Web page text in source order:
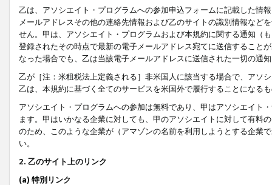
乙は、アソシエイト・プログラムへの参加申込フォームに記載した情
メールアドレスその他の連絡先情報および乙のサイトの識別情報など
せん。甲は、アソシエイト・プログラムおよび本規約に関する通知（
登録されたその時点で最新の電子メールアドレス宛てに送信すること
なった場合でも、乙は当該電子メールアドレスに送信された一切の通
乙が［注：米租税法上定義される］非米国人に該当する場合で、アソ
乙は、本規約に基づく全てのサービスを米国外で履行することになる
アソシエイト・プログラムへの参加は無料であり、甲はアソシエイト
ます。甲はいかなる企業に対しても、甲のアソシエイトに対して有料
のため、このような企業が（アマゾンの名前を利用しようとする企業
い。
2. 乙のサイト上のリンク
(a) 特別リンク